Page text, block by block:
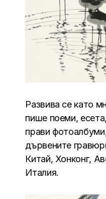
Развива се като
пише поеми,
прави
дървените
Китай, Хонконг,
Италия.